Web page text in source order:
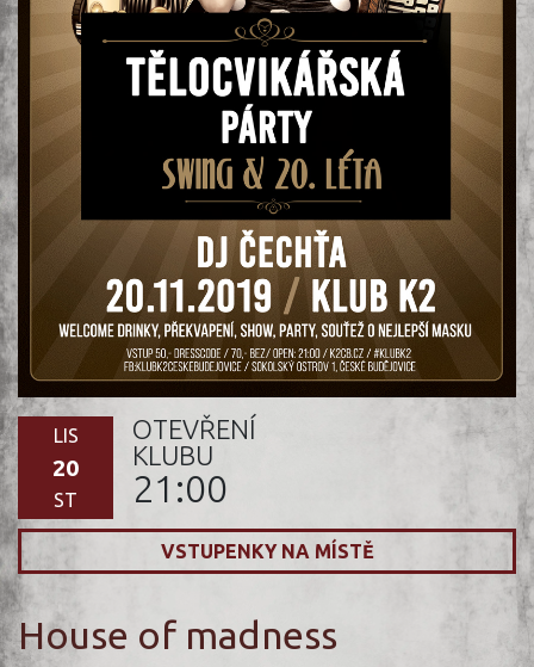
LIS
20
ST
OTEVŘENÍ
KLUBU
21:00
VSTUPENKY NA MÍSTĚ
House of madness